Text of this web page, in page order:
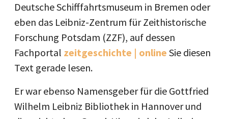
Deutsche Schifffahrtsmuseum in Bremen oder
eben das Leibniz-Zentrum für Zeithistorische
Forschung Potsdam (ZZF), auf dessen
Fachportal zeitgeschichte | online Sie diesen
Text gerade lesen.
Er war ebenso Namensgeber für die Gottfried
Wilhelm Leibniz Bibliothek in Hannover und